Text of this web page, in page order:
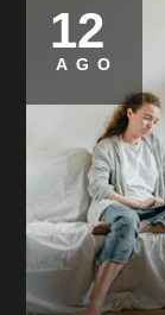
Posted
on
12
AGO